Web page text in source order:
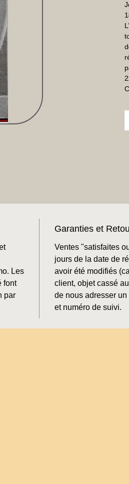
Les
font
par
Garanties et
Ventes "satisfaites
jours de la date de
avoir été modifiés
client, objet cassé
de nous adresser
et numéro de suivi.